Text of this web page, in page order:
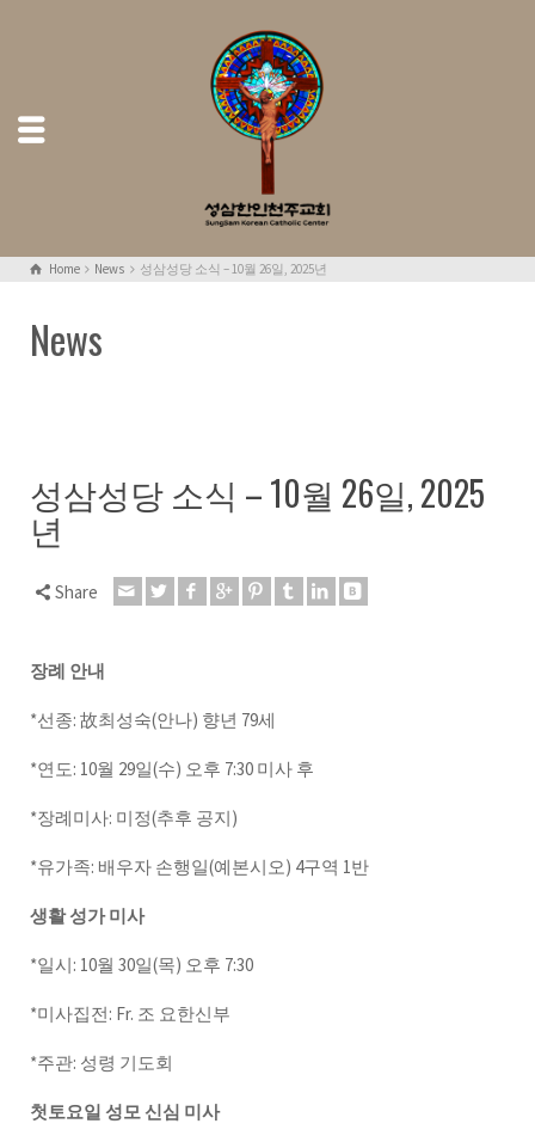
Home News 성삼성당 소식 – 10월 26일, 2025년
News
성삼성당 소식 – 10월 26일, 2025
년
Share
장례 안내
*선종: 故최성숙(안나) 향년 79세
*연도: 10월 29일(수) 오후 7:30 미사 후
*장례미사: 미정(추후 공지)
*유가족: 배우자 손행일(예본시오) 4구역 1반
생활 성가 미사
*일시: 10월 30일(목) 오후 7:30
*미사집전: Fr. 조 요한신부
*주관: 성령 기도회
첫토요일 성모 신심 미사